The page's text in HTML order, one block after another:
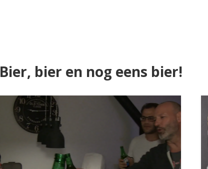
Bier, bier en nog eens bier!